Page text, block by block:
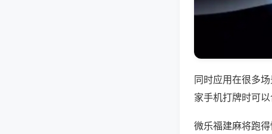
同时应用在很多
家手机打牌时可
微乐福建麻将跑